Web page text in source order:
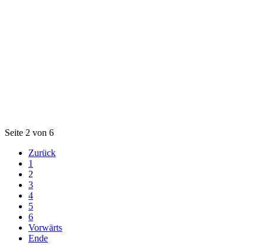
Seite 2 von 6
Zurück
1
2
3
4
5
6
Vorwärts
Ende